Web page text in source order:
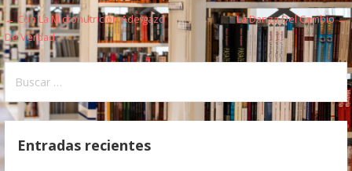
N
a
v
e
← Con La Micronutrición Adelgazo
De Verdad
La Danza Del Cambio →
s
Entradas recientes